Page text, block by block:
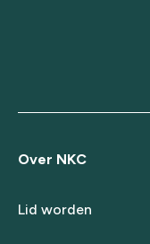
Over NKC
Lid worden